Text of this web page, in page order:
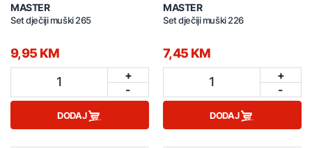
MASTER
Set dječiji muški 265
9,95 KM
1
+
-
DODAJ
MASTER
Set dječiji muški 226
7,45 KM
1
+
-
DODAJ